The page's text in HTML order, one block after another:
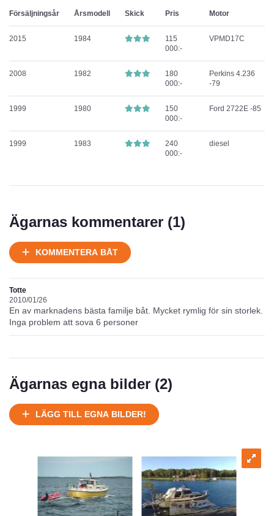
Försäljningsår Årsmodell Skick Pris Motor
2015 1984
115
000:-
VPMD17C
2008 1982
180
000:-
Perkins 4.236
-79
1999 1980
150
000:-
Ford 2722E -85
1999 1983
240
000:-
diesel
Ägarnas kommentarer (1)
KOMMENTERA BÅT
Totte
2010/01/26
En av marknadens bästa familje båt. Mycket rymlig för sin storlek.
Inga problem att sova 6 personer
Ägarnas egna bilder (2)
LÄGG TILL EGNA BILDER!